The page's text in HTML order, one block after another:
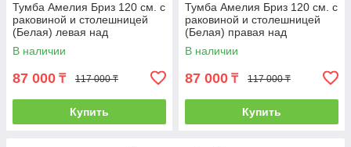
Тумба Амелия Бриз 120 см. с
раковиной и столешницей
(Белая) левая над
стиральной машиной. РФ
В наличии
87 000 ₸ 117 000 ₸
Купить
Тумба Амелия Бриз 120 см. с
раковиной и столешницей
(Белая) правая над
стиральной машиной. РФ
В наличии
87 000 ₸ 117 000 ₸
Купить